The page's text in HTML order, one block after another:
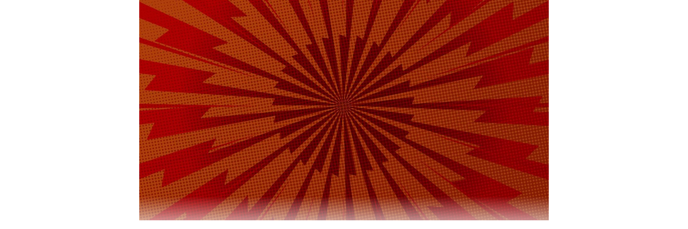
данные отчетности, предоставили единственному акционеру общества в
лице РФ недостоверные сведения о якобы удовлетворительном
финансовом положении «РОСНАНО».
По данным правоохранителей, «это позволило избежать отзыва ранее
выданных государственных гарантий, а также привлечь
дополнительное финансирование». В итоге из бюджета государственной
корпорации было выделено в 2022-2024 годах более 43 миллиарда
рублей, уточнили в МВД.
Подпишитесь на Daily Storm вMAX. Он работает там, где тормозит интернет.
А еще мы есть вTelegram,ДзениVK.
Макс Telegram Дзен VK